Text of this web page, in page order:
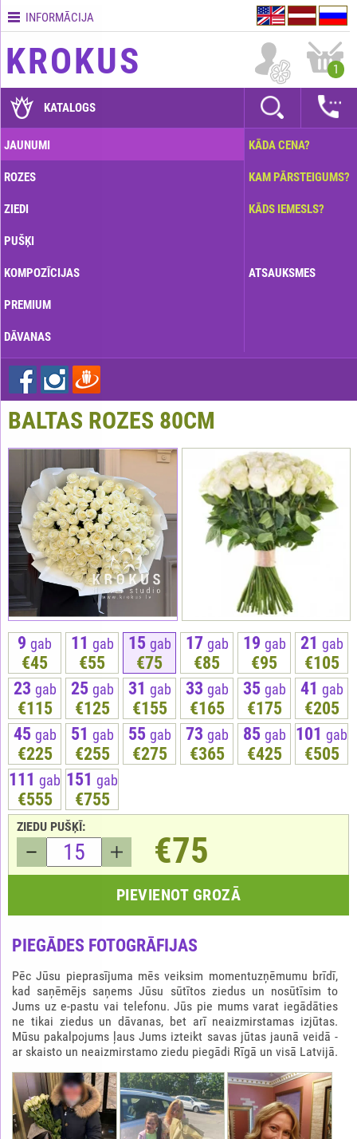
Kontakti
Piegādes
GARANTIJAS
Kā
apmaksāt?
Kā
pasūtījumu?
INFORMĀCIJA
KROKUS 1
KATALOGS
JAUNUMI
ROZES
ZIEDI
PUŠĶI
KOMPOZĪCIJAS
PREMIUM
DĀVANAS
KĀDA CENA?
KAM PĀRSTEIGUMS?
KĀDS IEMESLS?
ATSAUKSMES
BALTAS ROZES 80CM
9 gab
€45
11 gab
€55
15 gab
€75
17 gab
€85
19 gab
€95
21 gab
€105
23 gab
€115
25 gab
€125
31 gab
€155
33 gab
€165
35 gab
€175
41 gab
€205
45 gab
€225
51 gab
€255
55 gab
€275
73 gab
€365
85 gab
€425
101 gab
€505
111 gab
€555
151 gab
€755
ZIEDU PUŠĶĪ:
€75
PIEVIENOT GROZĀ
PIEGĀDES FOTOGRĀFIJAS
Pēc Jūsu pieprasījuma mēs veiksim momentuzņēmumu brīdī,
kad saņēmējs saņems Jūsu sūtītos ziedus un nosūtīsim to
Jums uz e-pastu vai telefonu. Jūs pie mums varat iegādāties
ne tikai ziedus un dāvanas, bet arī neaizmirstamas izjūtas.
Mūsu pakalpojums ļaus Jums izteikt savas jūtas jaunā veidā -
ar skaisto un neaizmirstamo ziedu piegādi Rīgā un visā Latvijā.